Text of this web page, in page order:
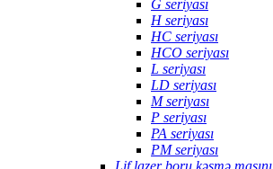
G seriyası
H seriyası
HC seriyası
HCO seriyası
L seriyası
LD seriyası
M seriyası
P seriyası
PA seriyası
PM seriyası
Lif lazer boru kəsmə maşını